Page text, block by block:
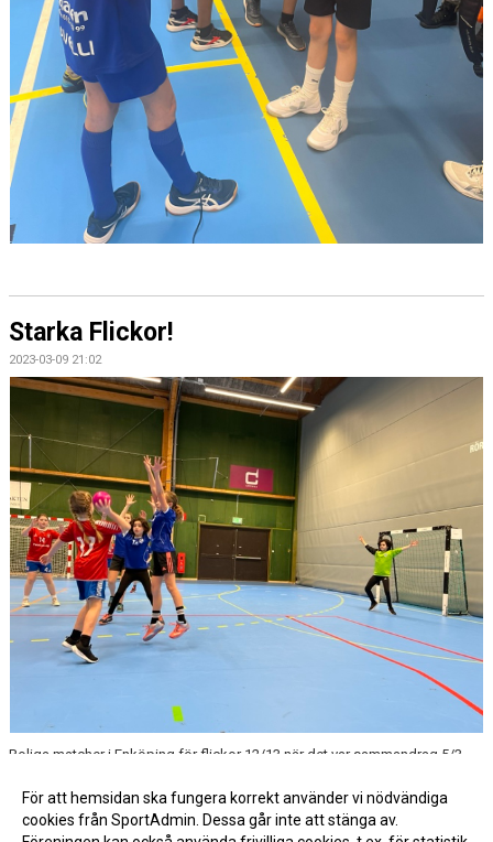
Starka Flickor!
2023-03-09 21:02
Roliga matcher i Enköping för flickor 12/13 när det var sammandrag 5/3,
Fler nyheter >>
För att hemsidan ska fungera korrekt använder vi nödvändiga
cookies från SportAdmin. Dessa går inte att stänga av.